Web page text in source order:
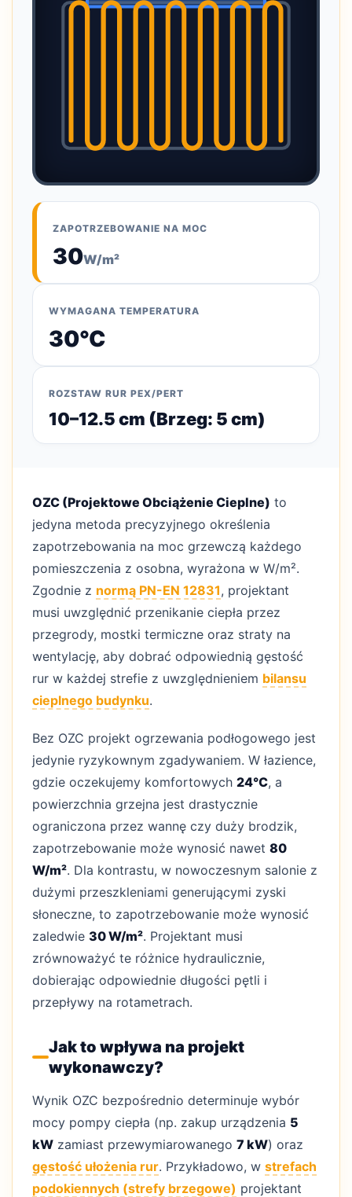
ZAPOTRZEBOWANIE NA MOC
30W/m²
WYMAGANA TEMPERATURA
30°C
ROZSTAW RUR PEX/PERT
10–12.5 cm (Brzeg: 5 cm)
OZC (Projektowe Obciążenie Cieplne) to
jedyna metoda precyzyjnego określenia
zapotrzebowania na moc grzewczą każdego
pomieszczenia z osobna, wyrażona w W/m².
Zgodnie z normą PN-EN 12831, projektant
musi uwzględnić przenikanie ciepła przez
przegrody, mostki termiczne oraz straty na
wentylację, aby dobrać odpowiednią gęstość
rur w każdej strefie z uwzględnieniem bilansu
cieplnego budynku.
Bez OZC projekt ogrzewania podłogowego jest
jedynie ryzykownym zgadywaniem. W łazience,
gdzie oczekujemy komfortowych 24°C, a
powierzchnia grzejna jest drastycznie
ograniczona przez wannę czy duży brodzik,
zapotrzebowanie może wynosić nawet 80
W/m². Dla kontrastu, w nowoczesnym salonie z
dużymi przeszkleniami generującymi zyski
słoneczne, to zapotrzebowanie może wynosić
zaledwie 30 W/m². Projektant musi
zrównoważyć te różnice hydraulicznie,
dobierając odpowiednie długości pętli i
przepływy na rotametrach.
Jak to wpływa na projekt
wykonawczy?
Wynik OZC bezpośrednio determinuje wybór
mocy pompy ciepła (np. zakup urządzenia 5
kW zamiast przewymiarowanego 7 kW) oraz
gęstość ułożenia rur. Przykładowo, w strefach
podokiennych (strefy brzegowe) projektant